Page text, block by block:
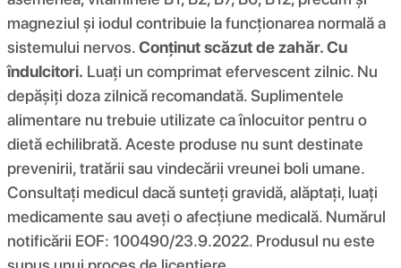
magneziul și iodul contribuie la funcționarea normală a
sistemului nervos.Conținut scăzut de zahăr. Cu
îndulcitori. Luați un comprimat efervescent zilnic. Nu
depășiți doza zilnică recomandată. Suplimentele
alimentare nu trebuie utilizate ca înlocuitor pentru o
dietă echilibrată. Aceste produse nu sunt destinate
prevenirii, tratării sau vindecării vreunei boli umane.
Consultați medicul dacă sunteți gravidă, alăptați, luați
medicamente sau aveți o afecțiune medicală. Numărul
notificării EOF: 100490/23.9.2022. Produsul nu este